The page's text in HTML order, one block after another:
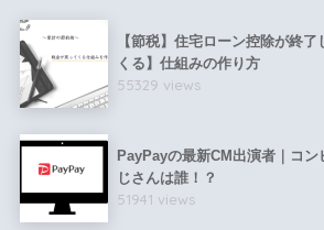
【節税】住宅ローン控除が終
くる】仕組みの作り方
55329 views
PayPayの最新CM出演者｜コ
じさんは誰！？
51941 views